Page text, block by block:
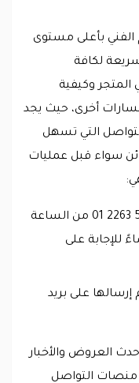
الفني بأعلى مستوى
لكافة
وكيفية
أخرى، حيث يجد
التي تسهل
سواء قبل عمليات
الاتصال على رقم هاتف تافولا 5080 2263 01 من الساعة
للإجابة على
على بريد
العروض والأخبار
منصات التواصل